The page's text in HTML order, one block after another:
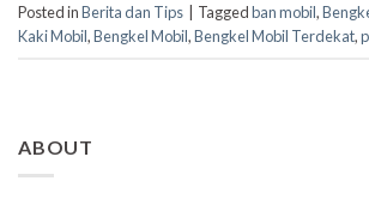
Posted inBerita dan Tips Taggedban mobil,
Kaki Mobil,Bengkel Mobil,Bengkel Mobil Terdekat,
ABOUT